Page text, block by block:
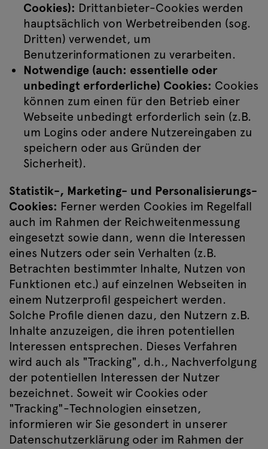
Cookies): Drittanbieter-Cookies werden
hauptsächlich von Werbetreibenden (sog.
Dritten) verwendet, um
Benutzerinformationen zu verarbeiten.
Notwendige (auch: essentielle oder
unbedingt erforderliche) Cookies: Cookies
können zum einen für den Betrieb einer
Webseite unbedingt erforderlich sein (z.B.
um Logins oder andere Nutzereingaben zu
speichern oder aus Gründen der
Sicherheit).
Statistik-, Marketing- und Personalisierungs-
Cookies: Ferner werden Cookies im Regelfall
auch im Rahmen der Reichweitenmessung
eingesetzt sowie dann, wenn die Interessen
eines Nutzers oder sein Verhalten (z.B.
Betrachten bestimmter Inhalte, Nutzen von
Funktionen etc.) auf einzelnen Webseiten in
einem Nutzerprofil gespeichert werden.
Solche Profile dienen dazu, den Nutzern z.B.
Inhalte anzuzeigen, die ihren potentiellen
Interessen entsprechen. Dieses Verfahren
wird auch als "Tracking", d.h., Nachverfolgung
der potentiellen Interessen der Nutzer
bezeichnet. Soweit wir Cookies oder
"Tracking"-Technologien einsetzen,
informieren wir Sie gesondert in unserer
Datenschutzerklärung oder im Rahmen der